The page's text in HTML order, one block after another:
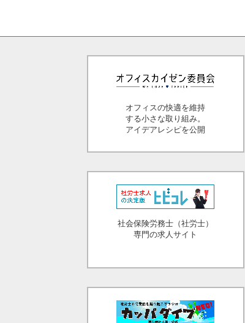
オフィスの快適を維持
する小さな取り組み。
アイデアレシピを公開
社会保険労務士（社労士）
専門の求人サイト